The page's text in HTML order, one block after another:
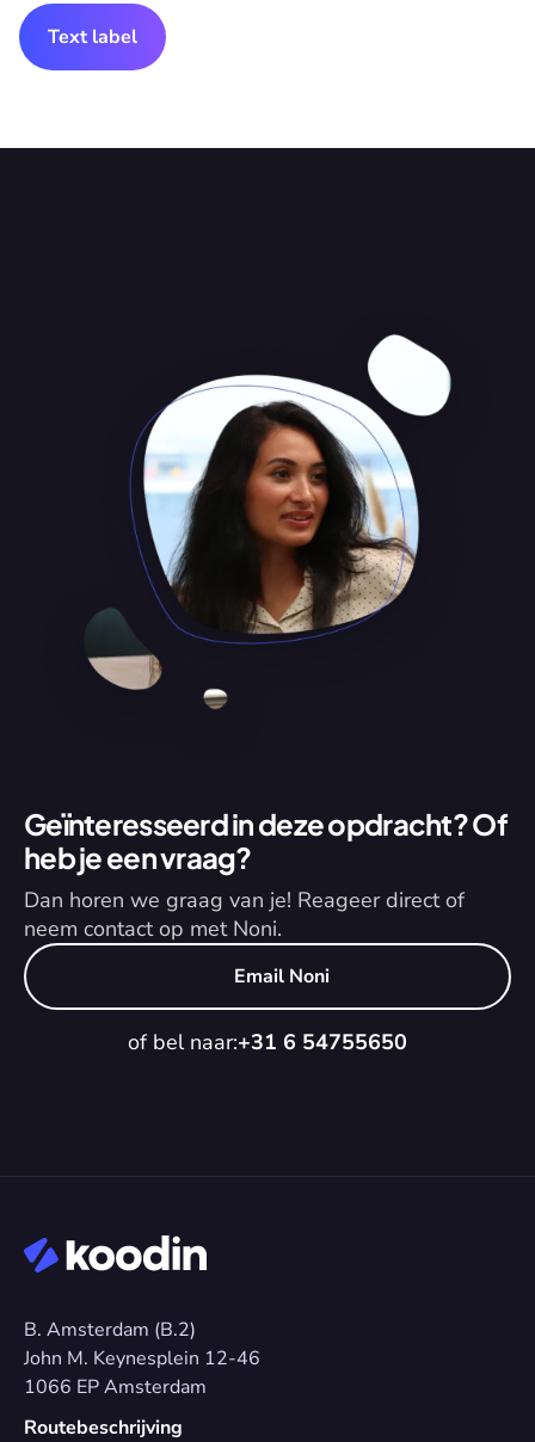
Text label
Geïnteresseerd in deze opdracht? Of
heb je een vraag?
Dan horen we graag van je! Reageer direct of
neem contact op met Noni.
Email Noni
of bel naar:+31 6 54755650
B. Amsterdam (B.2)
John M. Keynesplein 12-46
1066 EP Amsterdam
Routebeschrijving